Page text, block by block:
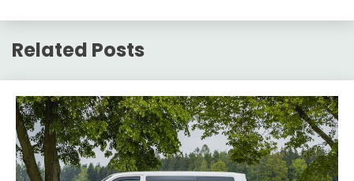
Related Posts